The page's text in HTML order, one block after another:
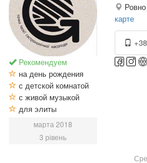
Рекомендуем
на день рождения
с детской комнатой
с живой музыкой
для элиты
марта 2018
3 рівень
Ровно
карте